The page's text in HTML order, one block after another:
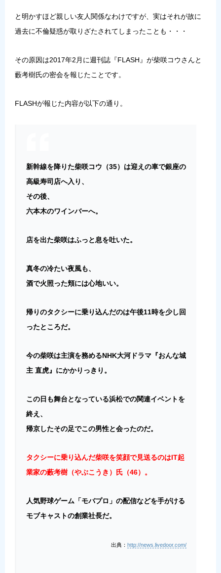
と明かすほど親しい友人関係なわけですが、実はそれが故に
過去に不倫疑惑が取りざたされてしまったことも・・・
その原因は2017年2月に週刊誌『FLASH』が柴咲コウさんと
藪考樹氏の密会を報じたことです。
FLASHが報じた内容が以下の通り。
新幹線を降りた柴咲コウ（35）は迎えの車で銀座の
高級寿司店へ入り、
その後、
六本木のワインバーへ。
店を出た柴咲はふっと息を吐いた。
真冬の冷たい夜風も、
酒で火照った頬には心地いい。
帰りのタクシーに乗り込んだのは午後11時を少し回
ったところだ。
今の柴咲は主演を務めるNHK大河ドラマ『おんな城
主 直虎』にかかりっきり。
この日も舞台となっている浜松での関連イベントを
終え、
帰京したその足でこの男性と会ったのだ。
タクシーに乗り込んだ柴咲を笑顔で見送るのはIT起
業家の藪考樹（やぶこうき）氏（46）。
人気野球ゲーム「モバプロ」の配信などを手がける
モブキャストの創業社長だ。
出典： http://news.livedoor.com/